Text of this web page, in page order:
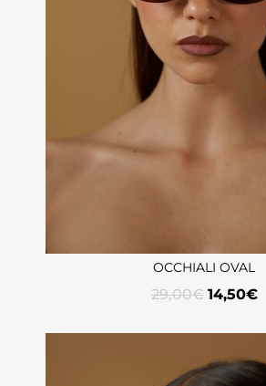
OCCHIALI OVAL
29,00€ 14,50€